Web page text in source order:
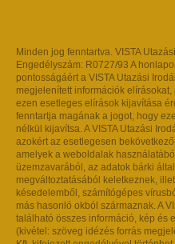
Minden jog fenntartva. VISTA
Engedélyszám: R0727/93 A
pontosságáért a VISTA Utazási
megjelenített információk
ezen esetleges elírások kijavítása
fenntartja magának a jogot, hogy
nélkül kijavítsa. A VISTA Utazási
azokért az esetlegesen
amelyek a weboldalak
üzemzavarából, az adatok bárki
megváltoztatásából keletkeznek,
késedelemből, számítógépes
más hasonló okból származnak. A
található összes információ, kép és
(kivétel: szöveg idézés forrás